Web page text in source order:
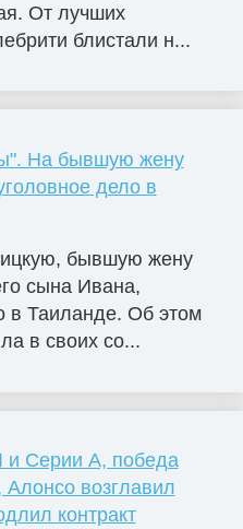
От лучших
блистали н...
На бывшую жену
дело в
бывшую жену
сына Ивана,
в Таиланде. Об этом
в своих со...
и Серии А, победа
возглавил
контракт